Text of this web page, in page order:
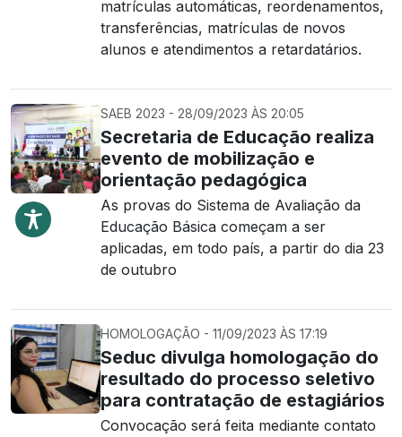
matrículas automáticas, reordenamentos,
transferências, matrículas de novos
alunos e atendimentos a retardatários.
SAEB 2023 - 28/09/2023 ÀS 20:05
Secretaria de Educação realiza
evento de mobilização e
orientação pedagógica
As provas do Sistema de Avaliação da
Educação Básica começam a ser
aplicadas, em todo país, a partir do dia 23
de outubro
HOMOLOGAÇÃO - 11/09/2023 ÀS 17:19
Seduc divulga homologação do
resultado do processo seletivo
para contratação de estagiários
Convocação será feita mediante contato